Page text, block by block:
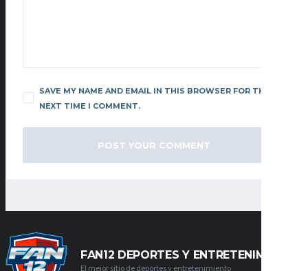
SAVE MY NAME AND EMAIL IN THIS BROWSER FOR THE
NEXT TIME I COMMENT.
FAN12 DEPORTES Y ENTRETENIMIENTO